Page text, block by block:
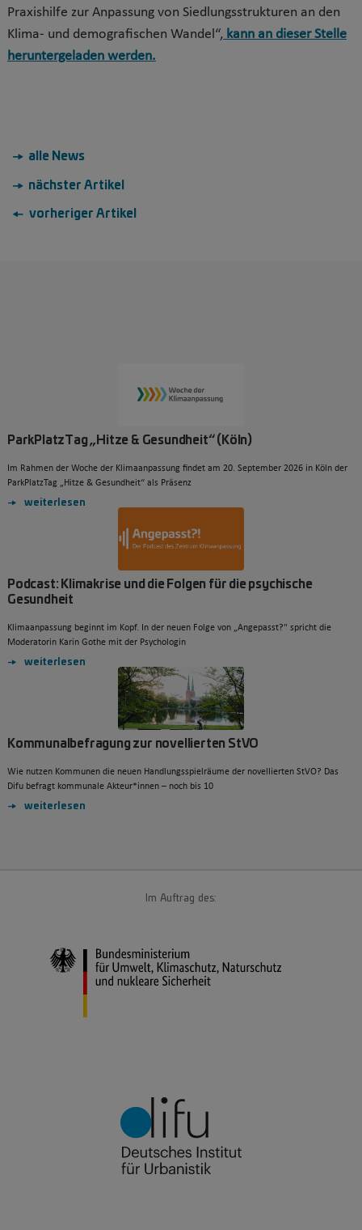
Praxishilfe zur Anpassung von Siedlungsstrukturen an den
Klima- und demografischen Wandel“, kann an dieser Stelle
heruntergeladen werden.
→ alle News
→ nächster Artikel
← vorheriger Artikel
ParkPlatzTag „Hitze & Gesundheit“ (Köln)
Im Rahmen der Woche der Klimaanpassung findet am 20. September 2026 in Köln der
ParkPlatzTag „Hitze & Gesundheit“ als Präsenz
weiterlesen
Podcast: Klimakrise und die Folgen für die psychische
Gesundheit
Klimaanpassung beginnt im Kopf. In der neuen Folge von „Angepasst?" spricht die
Moderatorin Karin Gothe mit der Psychologin
weiterlesen
Kommunalbefragung zur novellierten StVO
Wie nutzen Kommunen die neuen Handlungsspielräume der novellierten StVO? Das
Difu befragt kommunale Akteur*innen – noch bis 10
weiterlesen
Im Auftrag des: